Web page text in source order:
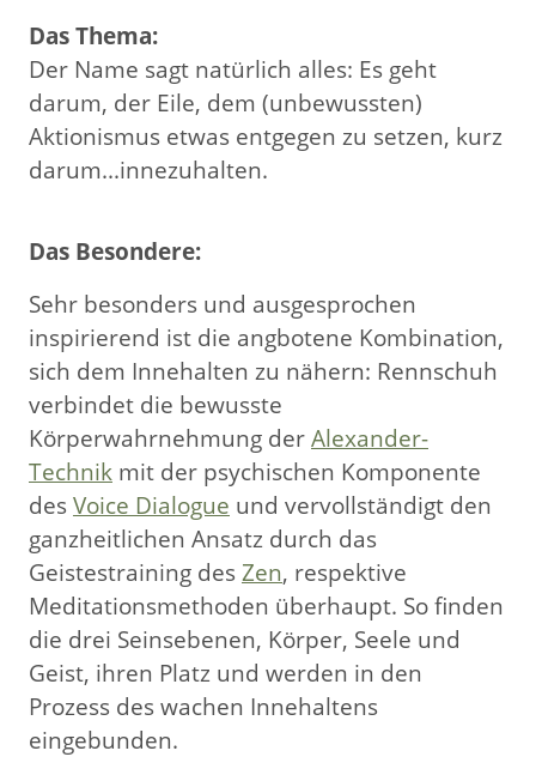
Das Thema:
Der Name sagt natürlich alles: Es geht
darum, der Eile, dem (unbewussten)
Aktionismus etwas entgegen zu setzen, kurz
darum...innezuhalten.
Das Besondere:
Sehr besonders und ausgesprochen
inspirierend ist die angbotene Kombination,
sich dem Innehalten zu nähern: Rennschuh
verbindet die bewusste
Körperwahrnehmung derAlexander-
Technik mit der psychischen Komponente
desVoice Dialogue und vervollständigt den
ganzheitlichen Ansatz durch das
Geistestraining desZen, respektive
Meditationsmethoden überhaupt. So finden
die drei Seinsebenen, Körper, Seele und
Geist, ihren Platz und werden in den
Prozess des wachen Innehaltens
eingebunden.